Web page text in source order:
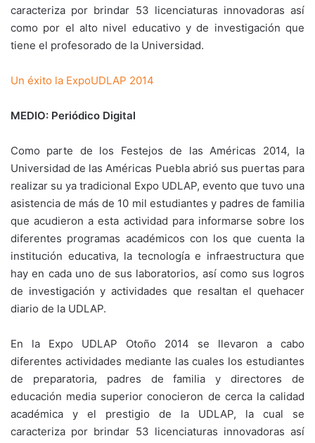
caracteriza por brindar 53 licenciaturas innovadoras así
como por el alto nivel educativo y de investigación que
tiene el profesorado de la Universidad.
Un éxito la ExpoUDLAP 2014
MEDIO: Periódico Digital
Como parte de los Festejos de las Américas 2014, la
Universidad de las Américas Puebla abrió sus puertas para
realizar su ya tradicional Expo UDLAP, evento que tuvo una
asistencia de más de 10 mil estudiantes y padres de familia
que acudieron a esta actividad para informarse sobre los
diferentes programas académicos con los que cuenta la
institución educativa, la tecnología e infraestructura que
hay en cada uno de sus laboratorios, así como sus logros
de investigación y actividades que resaltan el quehacer
diario de la UDLAP.
En la Expo UDLAP Otoño 2014 se llevaron a cabo
diferentes actividades mediante las cuales los estudiantes
de preparatoria, padres de familia y directores de
educación media superior conocieron de cerca la calidad
académica y el prestigio de la UDLAP, la cual se
caracteriza por brindar 53 licenciaturas innovadoras así